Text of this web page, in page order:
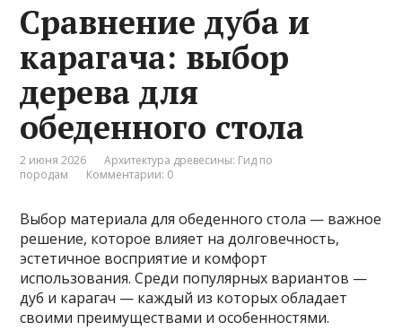
Сравнение дуба и
карагача: выбор
дерева для
обеденного стола
2 июня 2026
Архитектура древесины: Гид по
породам
Комментарии: 0
Выбор материала для обеденного стола — важное
решение, которое влияет на долговечность,
эстетичное восприятие и комфорт
использования. Среди популярных вариантов —
дуб и карагач — каждый из которых обладает
своими преимуществами и особенностями.